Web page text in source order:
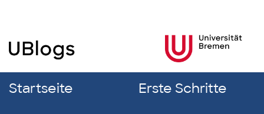
Startseite Erste Schritte